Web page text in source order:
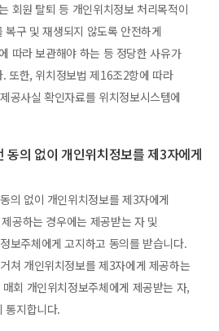
회원 탈퇴 등 개인위치정보 처리목적이
구 및 재생되지 않도록 안전하게
따라 보관해야 하는 등 정당한 사유가
또한, 위치정보법 제16조2항에 따라
공사실 확인자료를 위치정보시스템에
동의 없이 개인위치정보를 제3자에게
의 없이 개인위치정보를 제3자에게
공하는 경우에는 제공받는 자 및
보주체에게 고지하고 동의를 받습니다.
쳐 개인위치정보를 제3자에게 제공하는
회 개인위치정보주체에게 제공받는 자,
통지합니다.